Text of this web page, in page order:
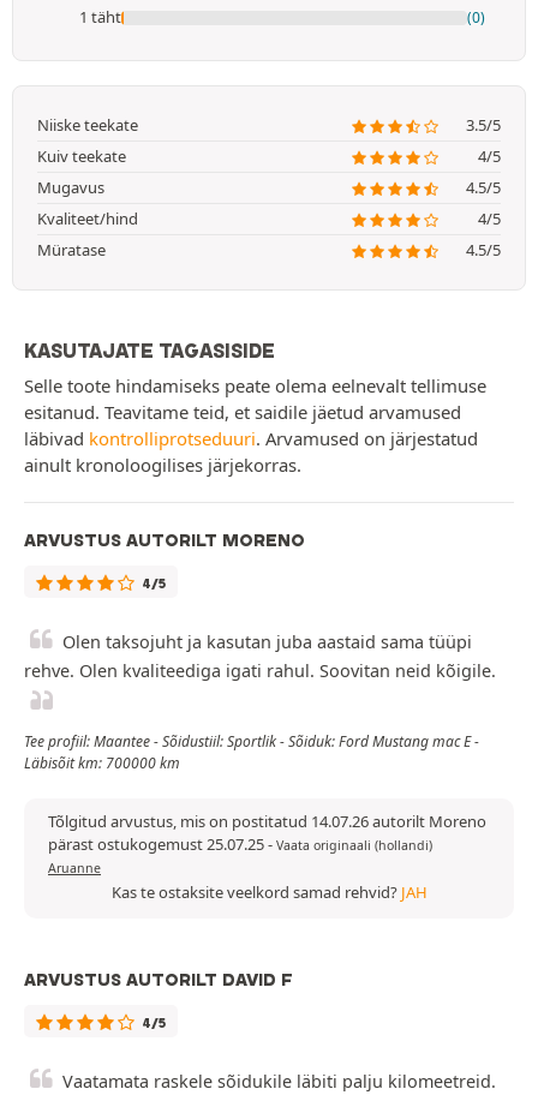
1 täht (0)
Niiske teekate
3.5/5
Kuiv teekate
4/5
Mugavus
4.5/5
Kvaliteet/hind
4/5
Müratase
4.5/5
KASUTAJATE TAGASISIDE
Selle toote hindamiseks peate olema eelnevalt tellimuse
esitanud. Teavitame teid, et saidile jäetud arvamused
läbivad kontrolliprotseduuri. Arvamused on järjestatud
ainult kronoloogilises järjekorras.
ARVUSTUS AUTORILT MORENO
4/5
Olen taksojuht ja kasutan juba aastaid sama tüüpi
rehve. Olen kvaliteediga igati rahul. Soovitan neid kõigile.
Tee profiil: Maantee - Sõidustiil: Sportlik - Sõiduk: Ford Mustang mac E -
Läbisõit km: 700000 km
Tõlgitud arvustus, mis on postitatud 14.07.26 autorilt Moreno
pärast ostukogemust 25.07.25- Vaata originaali (hollandi)
Aruanne
Kas te ostaksite veelkord samad rehvid? JAH
ARVUSTUS AUTORILT DAVID F
4/5
Vaatamata raskele sõidukile läbiti palju kilomeetreid.